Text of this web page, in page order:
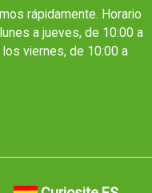
rápidamente. Horario
a jueves, de 10:00 a
viernes, de 10:00 a